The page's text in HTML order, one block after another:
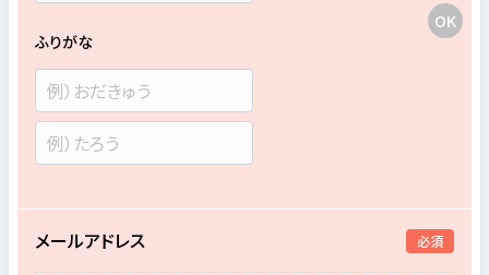
ふりがな
メールアドレス 必須